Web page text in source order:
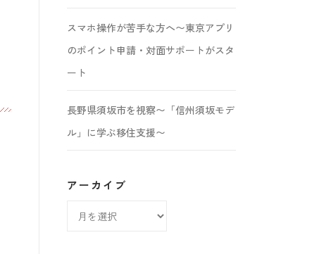
スマホ操作が苦手な方へ〜東京アプリ
のポイント申請・対面サポートがスタ
ート
長野県須坂市を視察〜「信州須坂モデ
ル」に学ぶ移住支援〜
アーカイブ